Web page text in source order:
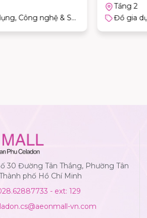
Đồ gia dụng, Công nghệ & Sản phẩm cho trẻ em
Tầng 2
30 Đường Tân Thắng, Phường Tân
phố Hồ Chí Minh
- ext: 129
vn.com